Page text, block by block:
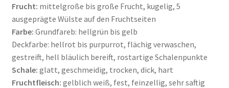
Frucht: mittelgroße bis große Frucht, kugelig, 5
ausgeprägte Wülste auf den Fruchtseiten
Farbe: Grundfareb: hellgrün bis gelb
Deckfarbe: hellrot bis purpurrot, flächig verwaschen,
gestreift, hell bläulich bereift, rostartige Schalenpunkte
Schale: glatt, geschmeidig, trocken, dick, hart
Fruchtfleisch: gelblich weiß, fest, feinzellig, sehr saftig